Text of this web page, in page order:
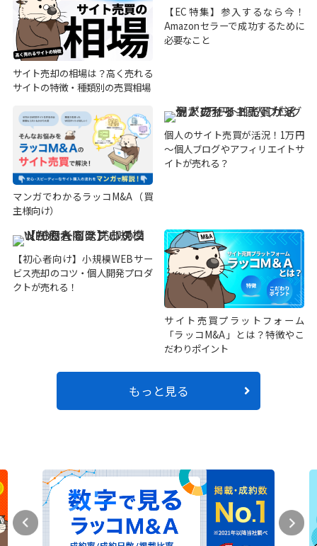
サイト売却の相場は？高く売れる
サイトの特徴・種類別の売買相場
【EC特集】参入するなら今！
Amazonセラーで成功するために
必要なこと
マンガでわかるラッコM&A（買
主様向け）
個人のサイト売買が活況！1万円
～個人ブログやアフィリエイトサ
イトが売れる？
【初心者向け】小規模WEBサー
ビス売却のコツ・個人開発プロダ
クトが売れる！
サイト売買プラットフォーム
「ラッコM&A」とは？特徴やこ
だわりポイント
もっと見る